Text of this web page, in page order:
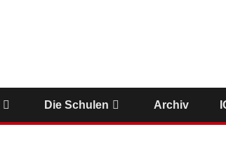
Die Schulen Archiv